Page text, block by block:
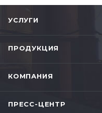
УСЛУГИ
ПРОДУКЦИЯ
КОМПАНИЯ
ПРЕСС-ЦЕНТР